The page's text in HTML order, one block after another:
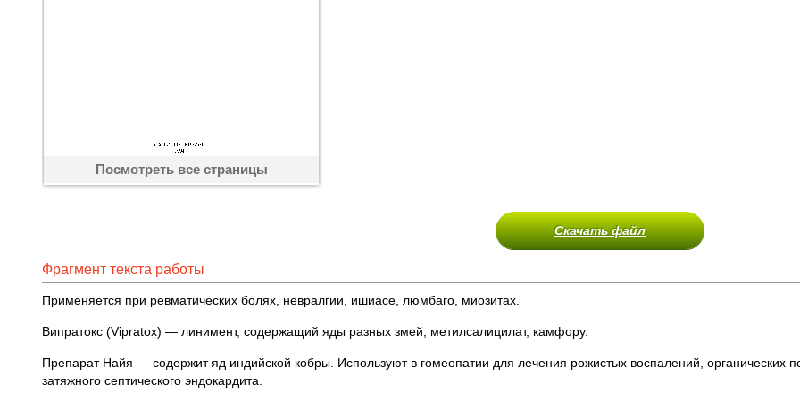
Посмотреть все страницы
Скачать файл
Фрагмент текста работы
Применяется при ревматических болях, невралгии, ишиасе, люмбаго, миозитах.
Випратокс (Vipratox) — линимент, содержащий яды разных змей, метилсалицилат, камфору.
Препарат Найя — содержит яд индийской кобры. Используют в гомеопатии для лечения рожистых воспалений, органических
затяжного септического эндокардита.